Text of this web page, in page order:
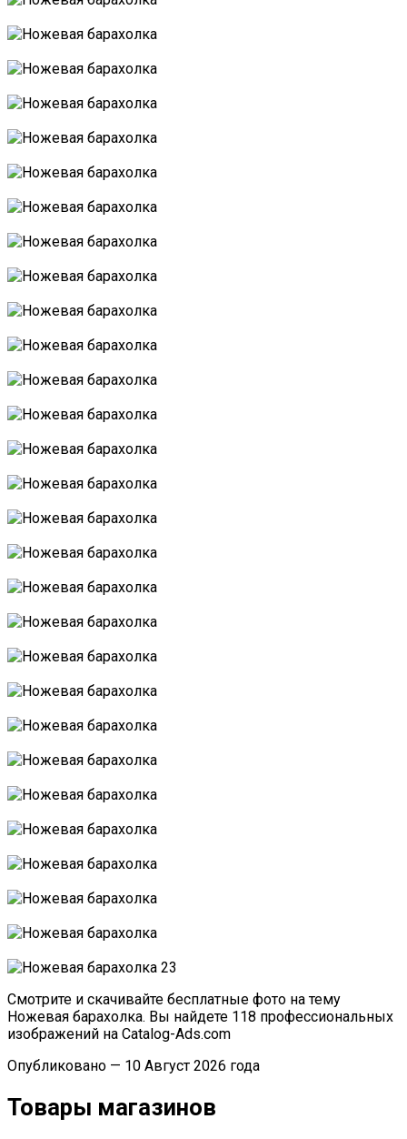
Смотрите и скачивайте бесплатные фото на тему
Ножевая барахолка. Вы найдете 118 профессиональных
изображений на Catalog-Ads.com
Опубликовано — 10 Август 2026 года
Товары магазинов